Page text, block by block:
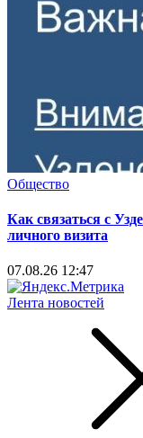
Общество
Как связаться с
личного визита
07.08.26 12:47
Лента новостей